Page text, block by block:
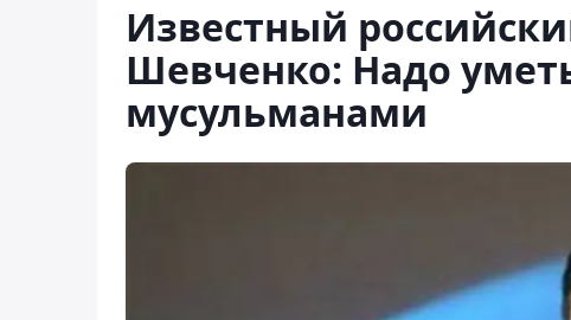
Известный
Шевченко: Надо
мусульманами